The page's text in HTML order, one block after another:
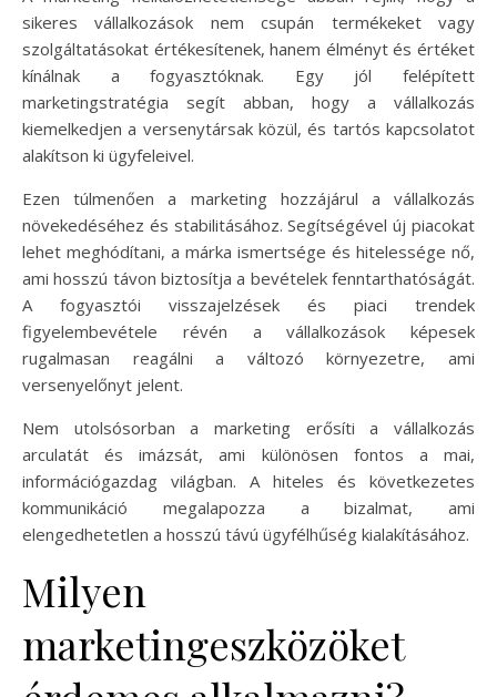
sikeres vállalkozások nem csupán termékeket vagy
szolgáltatásokat értékesítenek, hanem élményt és értéket
kínálnak a fogyasztóknak. Egy jól felépített
marketingstratégia segít abban, hogy a vállalkozás
kiemelkedjen a versenytársak közül, és tartós kapcsolatot
alakítson ki ügyfeleivel.
Ezen túlmenően a marketing hozzájárul a vállalkozás
növekedéséhez és stabilitásához. Segítségével új piacokat
lehet meghódítani, a márka ismertsége és hitelessége nő,
ami hosszú távon biztosítja a bevételek fenntarthatóságát.
A fogyasztói visszajelzések és piaci trendek
figyelembevétele révén a vállalkozások képesek
rugalmasan reagálni a változó környezetre, ami
versenyelőnyt jelent.
Nem utolsósorban a marketing erősíti a vállalkozás
arculatát és imázsát, ami különösen fontos a mai,
információgazdag világban. A hiteles és következetes
kommunikáció megalapozza a bizalmat, ami
elengedhetetlen a hosszú távú ügyfélhűség kialakításához.
Milyen
marketingeszközöket